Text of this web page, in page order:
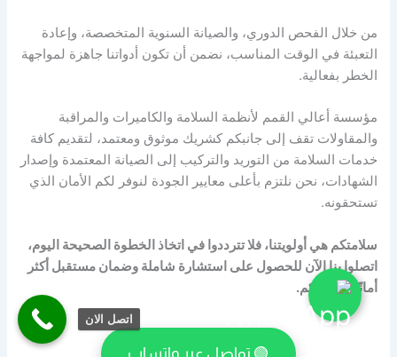
من خلال الفحص الدوري، والصيانة السنوية المتخصصة، وإعادة
التعبئة في الوقت المناسب، نضمن أن تكون أدواتنا جاهزة لمواجهة
الخطر بفعالية.
مؤسسة أعالي القمم لأنظمة السلامة والكاميرات والمراقبة
والمقاولات تقف إلى جانبكم كشريك موثوق ومعتمد، لتقديم كافة
خدمات السلامة من التوريد والتركيب إلى الصيانة المعتمدة وإصدار
الشهادات، نحن نلتزم بأعلى معايير الجودة لنوفر لكم الأمان الذي
تستحقونه.
سلامتكم هي أولويتنا، فلا تترددوا في اتخاذ الخطوة الصحيحة اليوم،
اتصلوا بنا الآن للحصول على استشارة شاملة وضمان مستقبل أكثر
أمانًا لمنشأتكم.
اتصل الان